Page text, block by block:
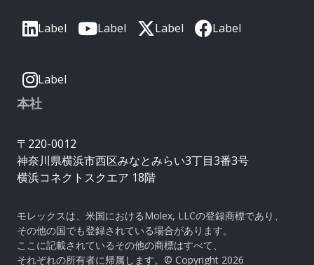
Label Label Label Label
Label
本社
〒220-0012
神奈川県横浜市西区みなとみらい3丁目3番3号
横浜コネクトスクエア 18階
モレックスは、米国におけるMolex, LLCの登録商標であり、
その他の国でも登録されている場合があります。
ここに記載されているその他の商標はすべて、
それぞれの所有者に帰属します。© Copyright 2026